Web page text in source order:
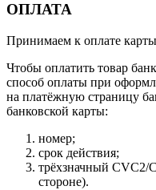
ОПЛАТА
Принимаем к оплате
Чтобы оплатить товар
способ оплаты при
на платёжную страницу
банковской карты:
номер;
срок действия;
трёхзначный CVC2/
стороне).